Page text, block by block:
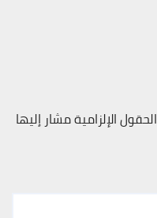
الحقول الإلزامية مشار إليها